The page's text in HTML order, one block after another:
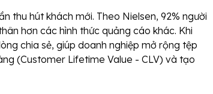
thu hút khách mới. Theo Nielsen, 92% người
hơn các hình thức quảng cáo khác. Khi
chia sẻ, giúp doanh nghiệp mở rộng tệp
(Customer Lifetime Value - CLV) và tạo